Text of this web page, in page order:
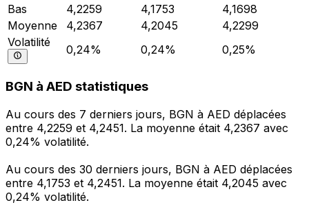
Bas
4,2259 4,1753
4,1698
Moyenne
4,2367 4,2045
4,2299
Volatilité
0,24% 0,24% 0,25%
BGN à AED statistiques
Au cours des 7 derniers jours, BGN à AED déplacées
entre 4,2259 et 4,2451. La moyenne était 4,2367 avec
0,24% volatilité.
Au cours des 30 derniers jours, BGN à AED déplacées
entre 4,1753 et 4,2451. La moyenne était 4,2045 avec
0,24% volatilité.